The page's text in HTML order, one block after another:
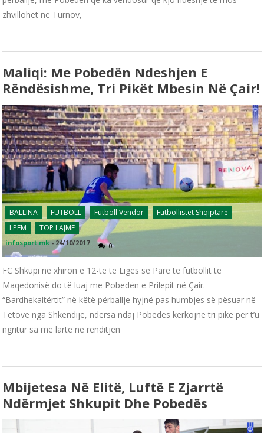
zhvillohet në Turnov,
Maliqi: Me Pobedën Ndeshjen E
Rëndësishme, Tri Pikët Mbesin Në Çair!
BALLINA FUTBOLL Futboll Vendor
Futbollistët Shqiptarë
LPFM
TOP LAJME
infosport.mk -24/10/2017 0
FC Shkupi në xhiron e 12-të të Ligës së Parë të futbollit të
Maqedonisë do të luaj me Pobedën e Prilepit në Çair.
“Bardhekaltërtit” në këtë përballje hyjnë pas humbjes së pësuar në
Tetovë nga Shkëndijë, ndërsa ndaj Pobedës kërkojnë tri pikë për t’u
ngritur sa më lartë në renditjen
Mbijetesa Në Elitë, Luftë E Zjarrtë
Ndërmjet Shkupit Dhe Pobedës